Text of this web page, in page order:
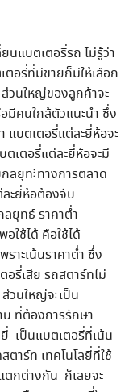
นแบตเตอรี่รถ ไม่รู้ว่า
ตอรี่ที่มีขายก็มีให้เลือก
ส่วนใหญ่ของลูกค้าจะ
มีคนใกล้ตัวแนะนำ ซึ่ง
แบตเตอรี่แต่ละยี่ห้อจะ
เตอรี่แต่ละยี่ห้อจะมี
ยุทะ์ทางการตลาด
ละยี่ห้อต้องจับ
ยุทธ์ ราคาต่ำ-
ช้ได้ คือใช้ได้
าะเน้นราคาต่ำ ซึ่ง
รี่เสีย รถสตาร์ทไม่
วนใหญ่จะเป็น
ที่ต้องการรักษา
เป็นแบตเตอรี่ที่เน้น
าร์ท เทคโนโลยี่ที่ใช้
ตกต่างกัน ก็เลยจะ